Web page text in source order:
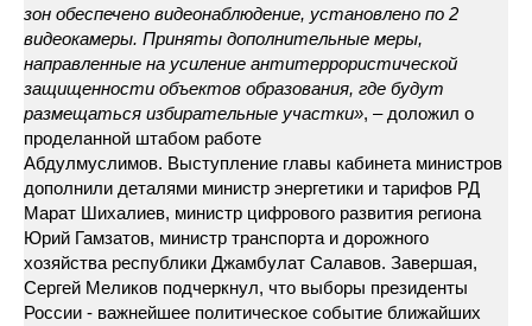
зон обеспечено видеонаблюдение, установлено по 2
видеокамеры. Приняты дополнительные меры,
направленные на усиление антитеррористической
защищенности объектов образования, где будут
размещаться избирательные участки», – доложил о
проделанной штабом работе
Абдулмуслимов. Выступление главы кабинета министров
дополнили деталями министр энергетики и тарифов РД
Марат Шихалиев, министр цифрового развития региона
Юрий Гамзатов, министр транспорта и дорожного
хозяйства республики Джамбулат Салавов. Завершая,
Сергей Меликов подчеркнул, что выборы президенты
России - важнейшее политическое событие ближайших